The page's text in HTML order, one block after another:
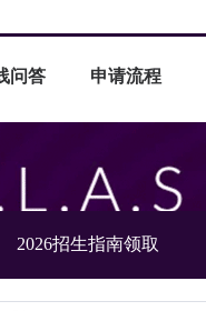
问答 申请流程
2026招生指南领取